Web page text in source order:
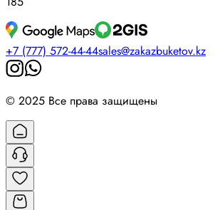
+7 (777) 572-44-44sales@zakazbuketov.kz
© 2025 Все права защищены